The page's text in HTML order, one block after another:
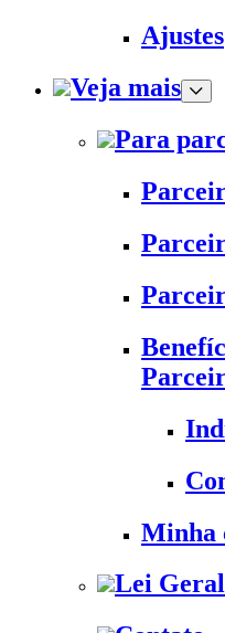
Ajustes
Veja mais
Para
Minha
Lei Geral